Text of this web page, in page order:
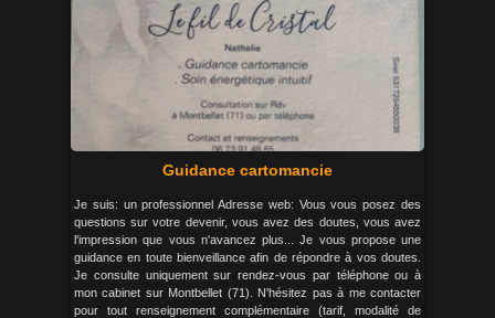
Guidance cartomancie
Je suis: un professionnel Adresse web: Vous vous posez des
questions sur votre devenir, vous avez des doutes, vous avez
l'impression que vous n'avancez plus... Je vous propose une
guidance en toute bienveillance afin de répondre à vos doutes.
Je consulte uniquement sur rendez-vous par téléphone ou à
mon cabinet sur Montbellet (71). N'hésitez pas à me contacter
pour tout renseignement complémentaire (tarif, modalité de